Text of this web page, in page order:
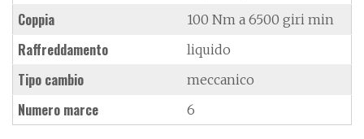
Coppia 100 Nm a 6500 giri min
Raffreddamento liquido
Tipo cambio meccanico
Numero marce 6